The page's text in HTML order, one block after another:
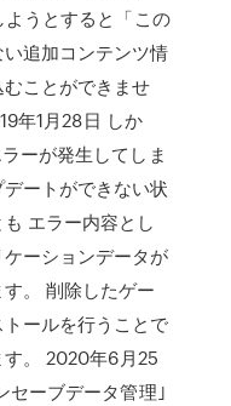
うとすると「この
追加コンテンツ情
ことができませ
年1月28日 しか
ーが発生してしま
ートができない状
エラー内容とし
ーションデータが
。 削除したゲー
ールを行うことで
。 2020年6月25
セーブデータ管理｣